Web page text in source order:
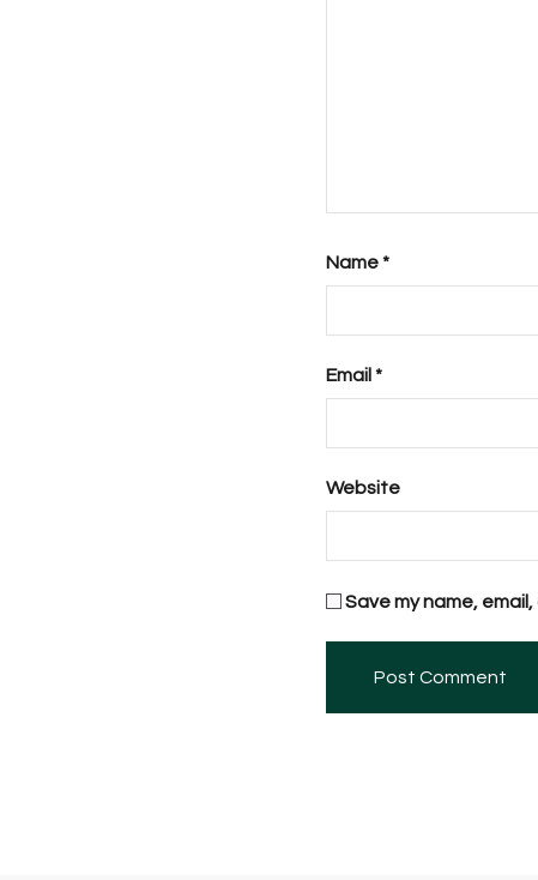
Name*
Email *
Website
Save my name,